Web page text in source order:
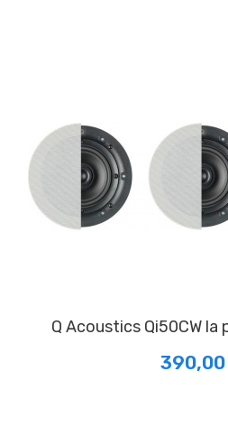
Q Acoustics Qi50CW